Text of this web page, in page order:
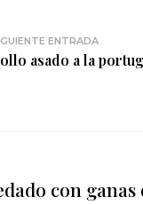
ENTRADA
asado a la
con ganas